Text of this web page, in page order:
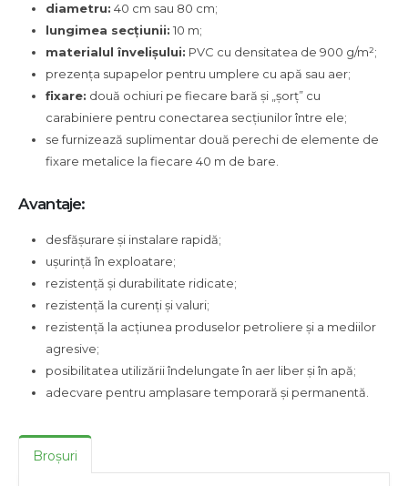
diametru: 40 cm sau 80 cm;
lungimea secțiunii: 10 m;
materialul învelișului: PVC cu densitatea de 900 g/m²;
prezența supapelor pentru umplere cu apă sau aer;
fixare: două ochiuri pe fiecare bară și „șorț” cu
carabiniere pentru conectarea secțiunilor între ele;
se furnizează suplimentar două perechi de elemente de
fixare metalice la fiecare 40 m de bare.
Avantaje:
desfășurare și instalare rapidă;
ușurință în exploatare;
rezistență și durabilitate ridicate;
rezistență la curenți și valuri;
rezistență la acțiunea produselor petroliere și a mediilor
agresive;
posibilitatea utilizării îndelungate în aer liber și în apă;
adecvare pentru amplasare temporară și permanentă.
Broșuri